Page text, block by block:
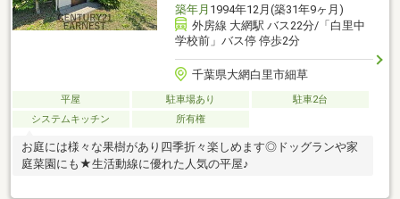
築年月 1994年12月(築31年9ヶ月)
外房線 大網駅 バス22分/「白里中
学校前」バス停 停歩2分
千葉県大網白里市細草
平屋 駐車場あり
駐車2台
システムキッチン
所有権
お庭には様々な果樹があり四季折々楽しめます◎ドッグランや家
庭菜園にも★生活動線に優れた人気の平屋♪